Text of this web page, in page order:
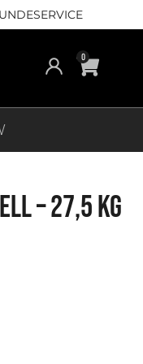
0
Cart
– 27,5 KG